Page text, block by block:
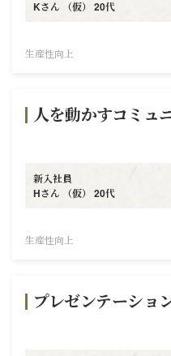
Kさん （仮） 20代
生産性向上
人を動かすコミュ
新入社員
Hさん （仮） 20代
生産性向上
プレゼンテーショ